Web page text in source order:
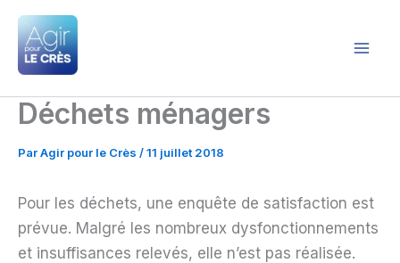
Aller
contenu
Déchets ménagers
ParAgir pour le Crès /11 juillet 2018
Pour les déchets, une enquête de satisfaction est
prévue. Malgré les nombreux dysfonctionnements
et insuffisances relevés, elle n’est pas réalisée.